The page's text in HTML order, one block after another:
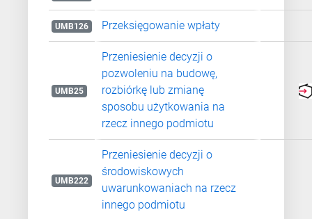
UMB126 Przeksięgowanie wpłaty
UMB25
Przeniesienie decyzji o
pozwoleniu na budowę,
rozbiórkę lub zmianę
sposobu użytkowania na
rzecz innego podmiotu
UMB222
Przeniesienie decyzji o
środowiskowych
uwarunkowaniach na rzecz
innego podmiotu